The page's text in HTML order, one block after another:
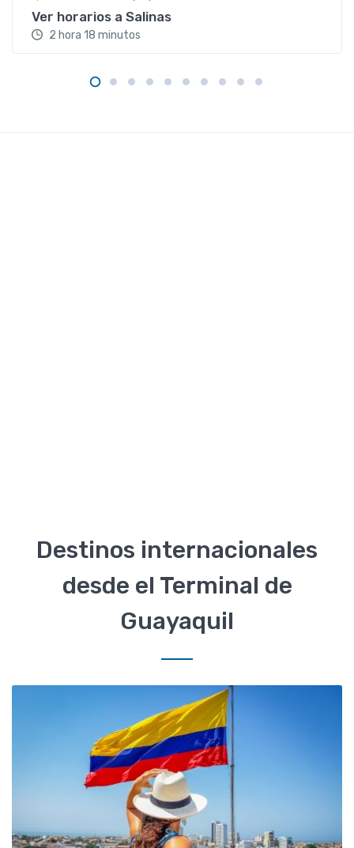
Ver horarios a Salinas
2 hora 18 minutos
Destinos internacionales
desde el Terminal de
Guayaquil